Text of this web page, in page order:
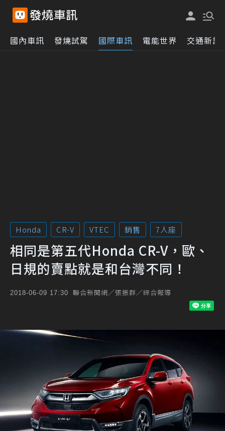
國內車訊 發燒試駕 國際車訊 電能世界 交通新訊
Honda CR-V VTEC 銷售 7人座
相同是第五代Honda CR-V，歐、
日規的賣點就是和台灣不同！
2018-06-09 17:30 聯合新聞網／張振群／綜合報導